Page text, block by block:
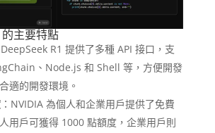
主要特點
R1 提供了多種 API 接口，支
、Node.js 和 Shell 等，方便開發
適的開發環境。​
：​NVIDIA 為個人和企業用戶提供了免費
用戶可獲得 1000 點額度，企業用戶則